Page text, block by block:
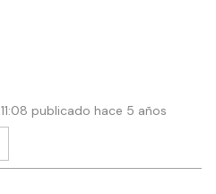
publicado hace 5 años